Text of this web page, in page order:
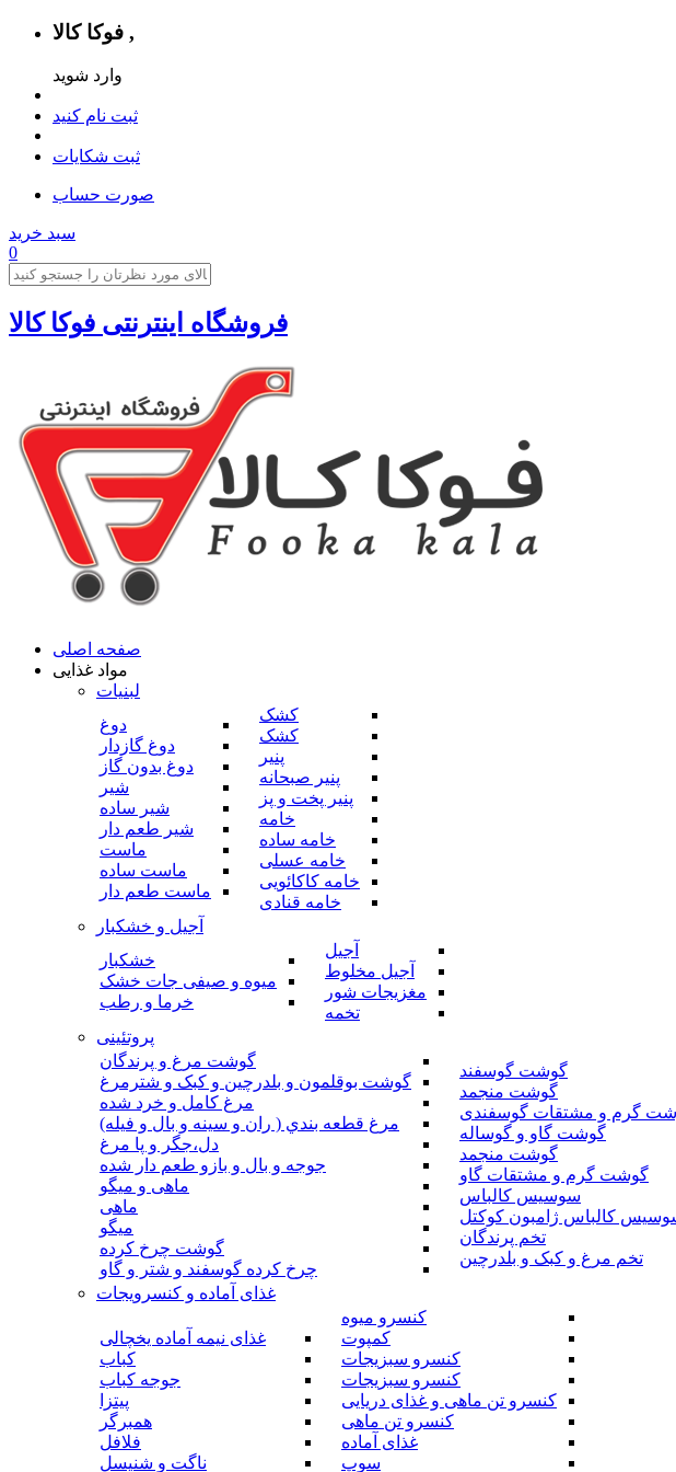
فوکا کالا ,
وارد شوید
ثبت نام کنید
ثبت شکایات
صورت حساب
سبد خرید
0
فروشگاه اینترنتی فوکا کالا
صفحه اصلی
مواد غذایی
لبنیات
کشک
کشک
پنیر
پنیر صبحانه
پنیر پخت و پز
خامه
خامه ساده
خامه عسلی
خامه کاکائویی
خامه قنادی
دوغ
دوغ گازدار
دوغ بدون گاز
شیر
شیر ساده
شیر طعم دار
ماست
ماست ساده
ماست طعم دار
آجیل و خشکبار
آجیل
آجیل مخلوط
مغزیجات شور
تخمه
خشکبار
میوه و صیفی جات خشک
خرما و رطب
پروتئینی
گوشت گوسفند
گوشت منجمد
گرم و مشتقات گوسفندی
گوشت گاو و گوساله
گوشت منجمد
گوشت گرم و مشتقات گاو
سوسیس کالباس
کالباس ژامبون کوکتل
تخم پرندگان
تخم مرغ و کبک و بلدرچین
گوشت مرغ و پرندگان
گوشت بوقلمون و بلدرچین و کبک و شترمرغ
مرغ کامل و خرد شده
مرغ قطعه بندي ( ران و سينه و بال و فيله)
دل،جگر و پا مرغ
جوجه و بال و بازو طعم دار شده
ماهی و میگو
ماهی
میگو
گوشت چرخ کرده
چرخ کرده گوسفند و شتر و گاو
غذای آماده و کنسرویجات
کنسرو میوه
کمپوت
کنسرو سبزیجات
کنسرو سبزیجات
کنسرو تن ماهی و غذای دریایی
کنسرو تن ماهی
غذای آماده
سوپ
غذای نیمه آماده یخچالی
کباب
جوجه کباب
پیتزا
همبرگر
فلافل
ناگت و شنیسل